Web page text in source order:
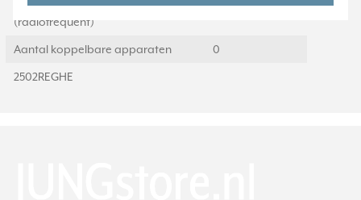
(radiofrequent)
Aantal koppelbare apparaten 0
2502REGHE